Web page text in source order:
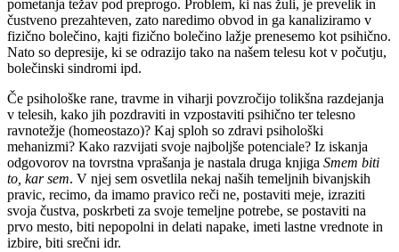
pometanja težav pod preprogo. Problem, ki nas žuli, je prevelik in
čustveno prezahteven, zato naredimo obvod in ga kanaliziramo v
fizično bolečino, kajti fizično bolečino lažje prenesemo kot psihično.
Nato so depresije, ki se odrazijo tako na našem telesu kot v počutju,
bolečinski sindromi ipd.
Če psihološke rane, travme in viharji povzročijo tolikšna razdejanja
v telesih, kako jih pozdraviti in vzpostaviti psihično ter telesno
ravnotežje (homeostazo)? Kaj sploh so zdravi psihološki
mehanizmi? Kako razvijati svoje najboljše potenciale? Iz iskanja
odgovorov na tovrstna vprašanja je nastala druga knjiga Smem biti
to, kar sem. V njej sem osvetlila nekaj naših temeljnih bivanjskih
pravic, recimo, da imamo pravico reči ne, postaviti meje, izraziti
svoja čustva, poskrbeti za svoje temeljne potrebe, se postaviti na
prvo mesto, biti nepopolni in delati napake, imeti lastne vrednote in
izbire, biti srečni idr.